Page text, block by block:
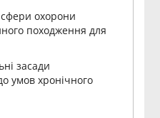
охорони
походження для
засади
умов хронічного